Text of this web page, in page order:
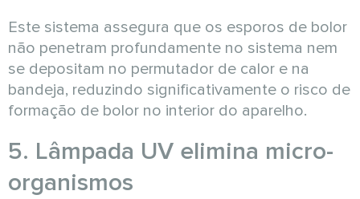
Este sistema assegura que os esporos de bolor
não penetram profundamente no sistema nem
se depositam no permutador de calor e na
bandeja, reduzindo significativamente o risco de
formação de bolor no interior do aparelho.
5. Lâmpada UV elimina micro-
organismos